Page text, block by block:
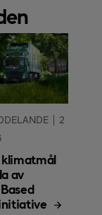
2
klimatmål
av